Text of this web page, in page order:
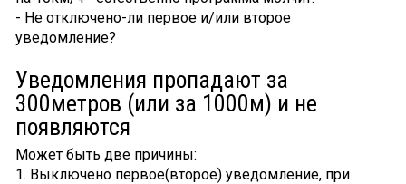
- Не отключено-ли первое и/или второе
уведомление?
Уведомления пропадают за
300метров (или за 1000м) и не
появляются
Может быть две причины:
1. Выключено первое(второе) уведомление, при